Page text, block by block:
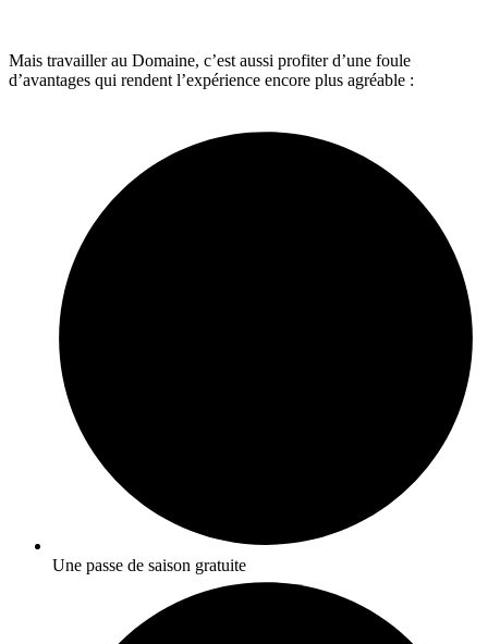
Mais travailler au Domaine, c’est aussi profiter d’une foule
d’avantages qui rendent l’expérience encore plus agréable :
Une passe de saison gratuite